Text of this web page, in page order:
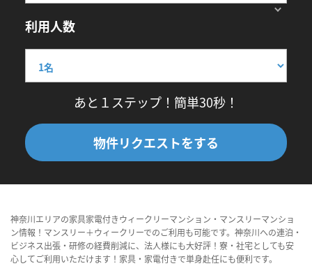
利用人数
あと１ステップ！簡単30秒！
物件リクエストをする
神奈川エリアの家具家電付きウィークリーマンション・マンスリーマンショ
ン情報！マンスリー＋ウィークリーでのご利用も可能です。神奈川への連泊・
ビジネス出張・研修の経費削減に、法人様にも大好評！寮・社宅としても安
心してご利用いただけます！家具・家電付きで単身赴任にも便利です。